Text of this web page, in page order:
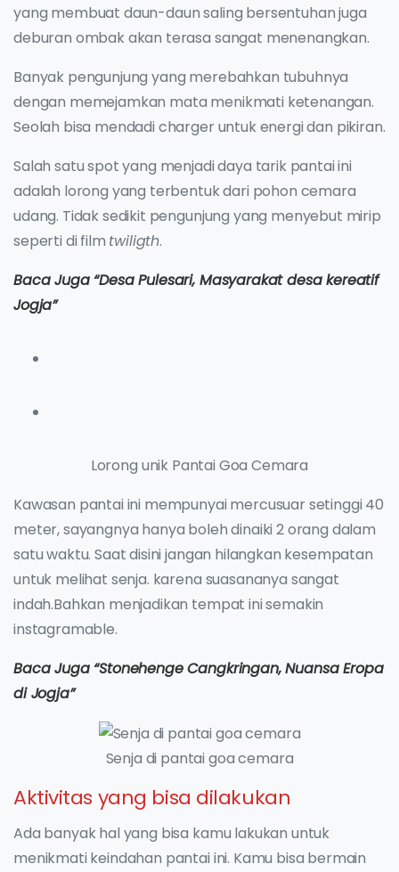
yang membuat daun-daun saling bersentuhan juga
deburan ombak akan terasa sangat menenangkan.
Banyak pengunjung yang merebahkan tubuhnya
dengan memejamkan mata menikmati ketenangan.
Seolah bisa mendadi charger untuk energi dan pikiran.
Salah satu spot yang menjadi daya tarik pantai ini
adalah lorong yang terbentuk dari pohon cemara
udang. Tidak sedikit pengunjung yang menyebut mirip
seperti di film twiligth.
Baca Juga “Desa Pulesari, Masyarakat desa kereatif
Jogja”
Lorong unik Pantai Goa Cemara
Kawasan pantai ini mempunyai mercusuar setinggi 40
meter, sayangnya hanya boleh dinaiki 2 orang dalam
satu waktu. Saat disini jangan hilangkan kesempatan
untuk melihat senja. karena suasananya sangat
indah.Bahkan menjadikan tempat ini semakin
instagramable.
Baca Juga “Stonehenge Cangkringan, Nuansa Eropa
di Jogja”
Senja di pantai goa cemara
Aktivitas yang bisa dilakukan
Ada banyak hal yang bisa kamu lakukan untuk
menikmati keindahan pantai ini. Kamu bisa bermain